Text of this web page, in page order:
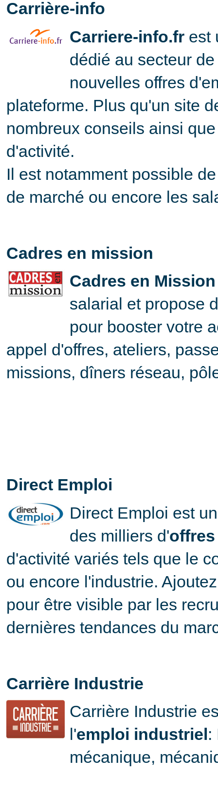
Carrière-info
Carriere-info.fr est
dédié au secteur
nouvelles offres
plateforme. Plus qu'un site
nombreux conseils ainsi
d'activité.
Il est notamment possible
de marché ou encore les
Cadres en mission
Cadres en
salarial et propose
pour booster votre
appel d'offres, ateliers,
missions, dîners réseau,
Direct Emploi
Direct Emploi est
des milliers d'
d'activité variés tels que le
ou encore l'industrie.
pour être visible par les
dernières tendances du
Carrière Industrie
Carrière Industrie
l'emploi industriel:
mécanique,